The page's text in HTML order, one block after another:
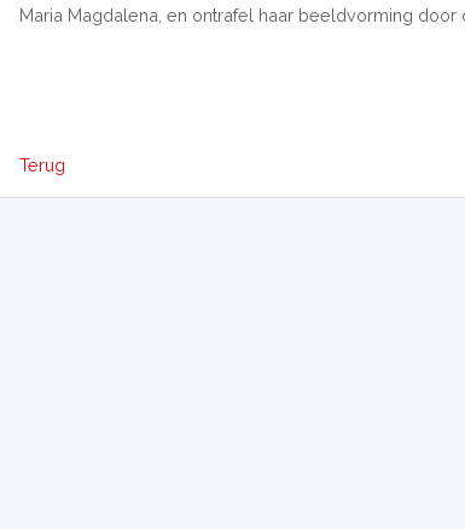
Maria Magdalena, en ontrafel haar beeldvorming door
Terug